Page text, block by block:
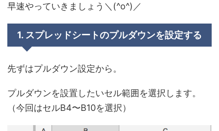
早速やっていきましょう＼(^o^)／
1. スプレッドシートのプルダウンを設定する
先ずはプルダウン設定から。
プルダウンを設置したいセル範囲を選択します。
（今回はセルB4〜B10を選択）